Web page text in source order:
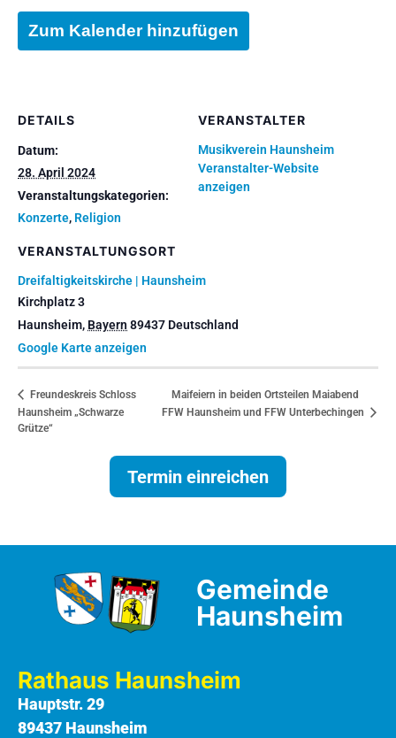
Zum Kalender hinzufügen
DETAILS
Datum:
28. April 2024
Veranstaltungskategorien:
Konzerte, Religion
VERANSTALTUNGSORT
Dreifaltigkeitskirche | Haunsheim
Kirchplatz 3
Haunsheim, Bayern 89437 Deutschland
Google Karte anzeigen
VERANSTALTER
Musikverein Haunsheim
Veranstalter-Website
anzeigen
Freundeskreis Schloss
Haunsheim „Schwarze
Grütze“
Maifeiern in beiden Ortsteilen Maiabend
FFW Haunsheim und FFW Unterbechingen
Termin einreichen
Gemeinde
Haunsheim
Rathaus Haunsheim
Hauptstr. 29
89437 Haunsheim